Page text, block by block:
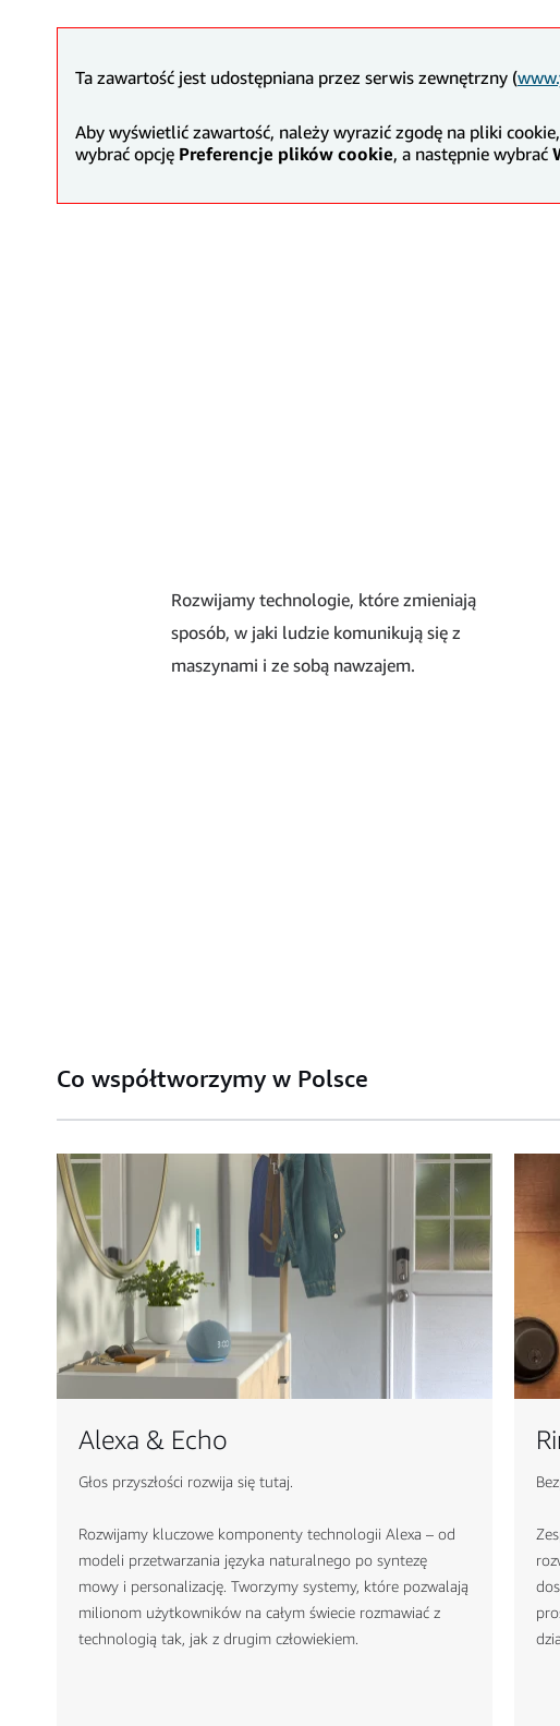
Ta zawartość jest udostępniana przez serwis zewnętrzny (
Aby wyświetlić zawartość, należy wyrazić zgodę na pliki
wybrać opcję Preferencje plików cookie, a następnie wybrać
Rozwijamy technologie, które zmieniają
sposób, w jaki ludzie komunikują się z
maszynami i ze sobą nawzajem.
Co współtworzymy w Polsce
Alexa & Echo
Głos przyszłości rozwija się tutaj.
Rozwijamy kluczowe komponenty technologii Alexa – od
modeli przetwarzania języka naturalnego po syntezę
mowy i personalizację. Tworzymy systemy, które pozwalają
milionom użytkowników na całym świecie rozmawiać z
technologią tak, jak z drugim człowiekiem.